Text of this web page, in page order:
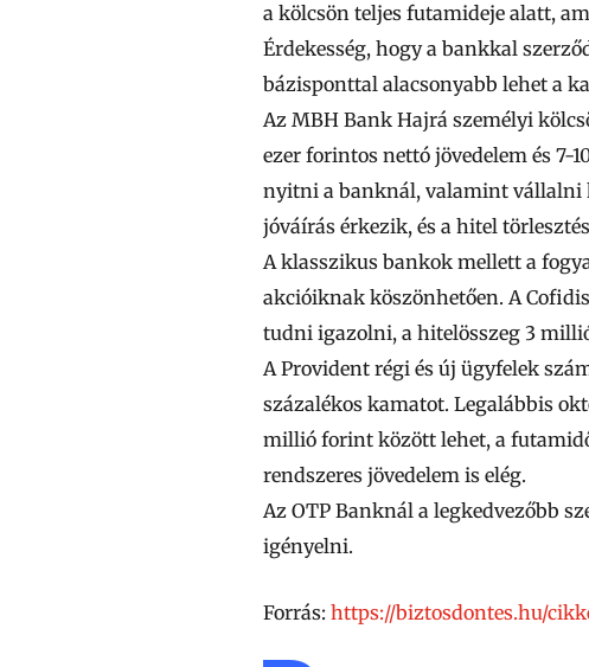
a kölcsön teljes futamideje alatt,
Érdekesség, hogy a bankkal
bázisponttal alacsonyabb lehet a
Az MBH Bank Hajrá személyi
ezer forintos nettó jövedelem és 7-
nyitni a banknál, valamint vállalni
jóváírás érkezik, és a hitel
A klasszikus bankok mellett a
akcióiknak köszönhetően. A
tudni igazolni, a hitelösszeg 3
AProvident régi és új ügyfelek
százalékos kamatot. Legalábbis
millió forint között lehet, a
rendszeres jövedelem is elég.
Az OTP Banknál a legkedvezőbb
igényelni.
Forrás: https://biztosdontes.hu/